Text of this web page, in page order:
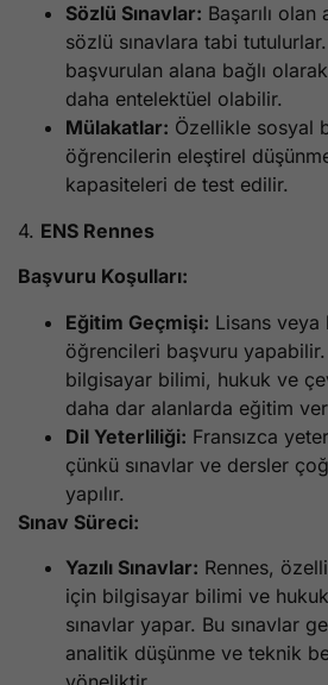
Sözlü Sınavlar: Başarılı
sözlü sınavlara tabi
başvurulan alana bağlı
daha entelektüel olabilir.
Mülakatlar: Özellikle sosyal
öğrencilerin eleştirel
kapasiteleri de test edilir.
4. ENS Rennes
Başvuru Koşulları:
Eğitim Geçmişi: Lisans veya
öğrencileri başvuru
bilgisayar bilimi, hukuk ve
daha dar alanlarda eğitim
Dil Yeterliliği: Fransızca
çünkü sınavlar ve dersler
yapılır.
Sınav Süreci:
Yazılı Sınavlar: Rennes,
için bilgisayar bilimi ve
sınavlar yapar. Bu sınavlar
analitik düşünme ve teknik